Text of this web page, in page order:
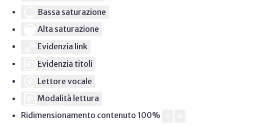
Bassa saturazione
Alta saturazione
Evidenzia link
Evidenzia titoli
Lettore vocale
Modalità lettura
Ridimensionamento contenuto 100%